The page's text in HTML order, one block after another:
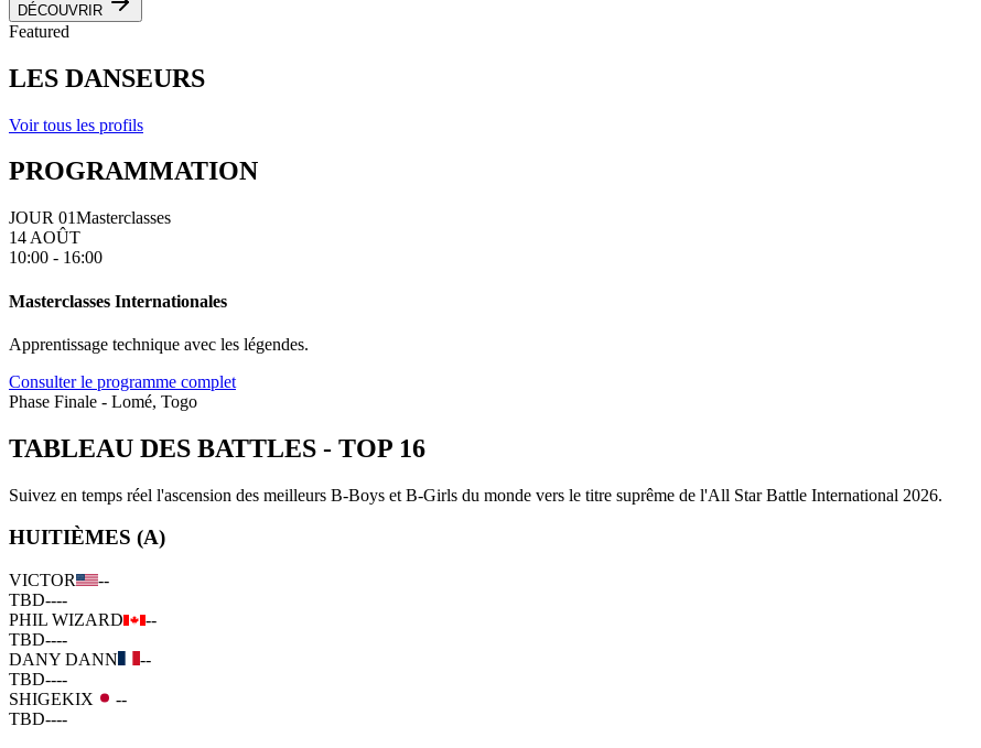
DÉCOUVRIR
Featured
LES DANSEURS
Voir tous les profils
PROGRAMMATION
JOUR 01Masterclasses
14 AOÛT
10:00 - 16:00
Masterclasses Internationales
Apprentissage technique avec les légendes.
Consulter le programme complet
Phase Finale - Lomé, Togo
TABLEAU DES BATTLES - TOP 16
Suivez en temps réel l'ascension des meilleurs B-Boys et B-Girls du monde vers le titre suprême de l'All Star Battle International 2026.
HUITIÈMES (A)
VICTOR
--
TBD----
PHIL WIZARD
--
TBD----
DANY DANN
--
TBD----
SHIGEKIX
--
TBD----